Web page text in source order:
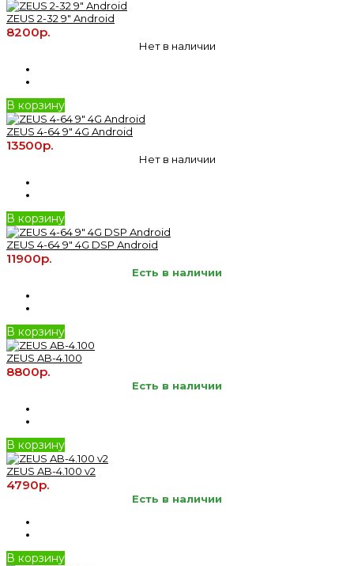
ZEUS 2-32 9" Android
8200р.
Нет в наличии
В корзину
ZEUS 4-64 9" 4G Android
13500р.
Нет в наличии
В корзину
ZEUS 4-64 9" 4G DSP Android
11900р.
Есть в наличии
В корзину
ZEUS AB-4.100
8800р.
Есть в наличии
В корзину
ZEUS AB-4.100 v2
4790р.
Есть в наличии
В корзину